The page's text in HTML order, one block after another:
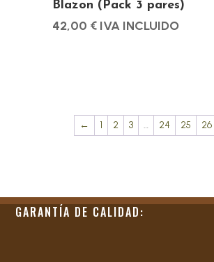
Blazon (Pack 3 pares)
42,00 € IVA INCLUIDO
producto
← 1 2 3 … 24 25 26
GARANTÍA DE CALIDAD: